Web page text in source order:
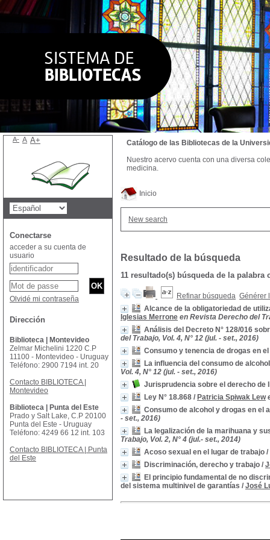
Inicio
New search
Resultado de la búsqueda
11 resultado(s) búsqueda de la palabra
Refinar búsqueda Générer
Alcance de la obligatoriedad de
Iglesias Merrone en Revista Derecho del
Análisis del Decreto N° 128/016
del Trabajo, Vol. 4, N° 12 (jul. - set., 2016)
Consumo y tenencia de drogas en
La influencia del consumo de
Vol. 4, N° 12 (jul. - set., 2016)
Jurisprudencia sobre el derecho de
Ley N° 18.868 / Patricia Spiwak Lew
Consumo de alcohol y drogas en el
- set., 2016)
La legalización de la marihuana y
Trabajo, Vol. 2, N° 4 (jul.- set., 2014)
Acoso sexual en el lugar de trabajo /
Discriminación, derecho y trabajo /
El principio fundamental de no
del sistema multinivel de garantías / José
Catálogo de las Bibliotecas de la
Nuestro acervo cuenta con una diversa
medicina.
A- A A+
Conectarse
acceder a su cuenta de
usuario
Olvidé mi contraseña
Dirección
Biblioteca | Montevideo
Zelmar Michelini 1220 C.P
11100 - Montevideo - Uruguay
Teléfono: 2900 7194 int. 20
Contacto BIBLIOTECA |
Montevideo
Biblioteca | Punta del Este
Prado y Salt Lake, C.P 20100
Punta del Este - Uruguay
Teléfono: 4249 66 12 int. 103
Contacto BIBLIOTECA | Punta
del Este